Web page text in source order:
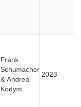
Frank
Schumacher
& Andrea
Kodym
2023